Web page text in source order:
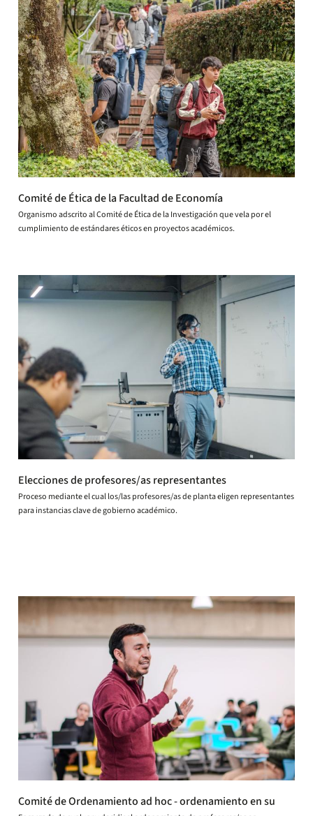
Comité de Ética de la Facultad de Economía
Organismo adscrito al Comité de Ética de la Investigación que vela por el
cumplimiento de estándares éticos en proyectos académicos.
Elecciones de profesores/as representantes
Proceso mediante el cual los/las profesores/as de planta eligen representantes
para instancias clave de gobierno académico.
Comité de Ordenamiento ad hoc - ordenamiento en su